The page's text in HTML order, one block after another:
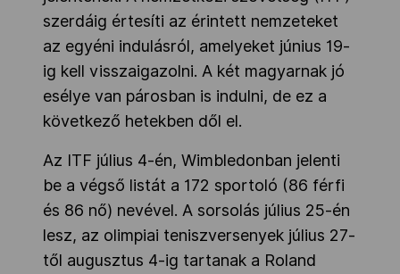
szerdáig értesíti az érintett nemzeteket
az egyéni indulásról, amelyeket június 19-
ig kell visszaigazolni. A két magyarnak jó
esélye van párosban is indulni, de ez a
következő hetekben dől el.
Az ITF július 4-én, Wimbledonban jelenti
be a végső listát a 172 sportoló (86 férfi
és 86 nő) nevével. A sorsolás július 25-én
lesz, az olimpiai teniszversenyek július 27-
től augusztus 4-ig tartanak a Roland